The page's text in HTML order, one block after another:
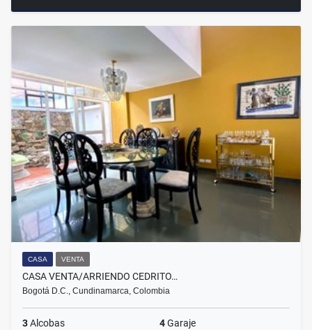
CASA VENTA
CASA VENTA/ARRIENDO CEDRITO…
Bogotá D.C., Cundinamarca, Colombia
3Alcobas 4Garaje